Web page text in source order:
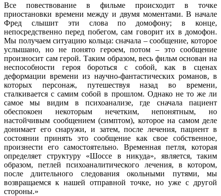
Все повествование в фильме происходит в точке
приостановки времени между и двумя моментами. В начале
Фред слышит эти слова по домофону; в конце,
непосредственно перед побегом, сам говорит их в домофон.
Мы получаем ситуацию кольца: сначала – сообщение, которое
услышано, но не понято героем, потом – это сообщение
произносит сам герой. Таким образом, весь фильм основан на
неспособности героя бороться с собой, как в сценах
деформации времени из научно-фантастических романов, в
которых персонаж, путешествуя назад во времени,
сталкивается с самим собой в прошлом. Однако не то же ли
самое мы видим в психоанализе, где сначала пациент
обеспокоен некоторым нечетким, непонятным, но
настойчивым сообщением (симптом), которое на самом деле
донимает его снаружи, и затем, после лечения, пациент в
состоянии принять это сообщение как свое собственное,
произнести его самостоятельно. Временная петля, которая
определяет структуру «Шоссе в никуда», является, таким
образом, петлей психоаналитического лечения, в котором,
после длительного следования окольными путями, мы
возвращаемся к нашей отправной точке, но уже с другой
стороны.»